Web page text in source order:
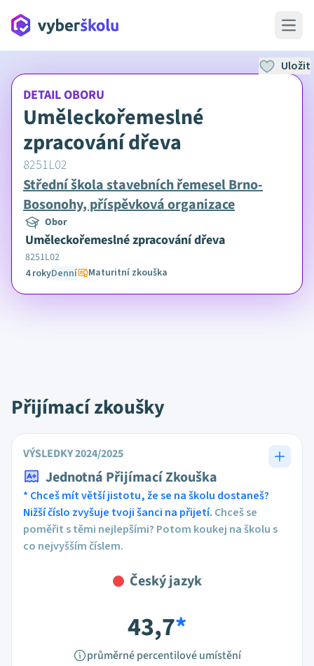
Open
DETAIL OBORU
Uměleckořemeslné
zpracování dřeva
8251L02
Střední škola stavebních řemesel Brno-
Bosonohy, příspěvková organizace
Obor
Uměleckořemeslné zpracování dřeva
8251L02
4 rokyDenní Maturitní zkouška
Uložit
Přijímací zkoušky
VÝSLEDKY 2024/2025
Jednotná Přijímací Zkouška
* Chceš mít větší jistotu, že se na školu dostaneš?
Nižší číslo zvyšuje tvoji šanci na přijetí. Chceš se
poměřit s těmi nejlepšími? Potom koukej na školu s
co nejvyšším číslem.
Český jazyk
43,7*
průměrné percentilové umístění